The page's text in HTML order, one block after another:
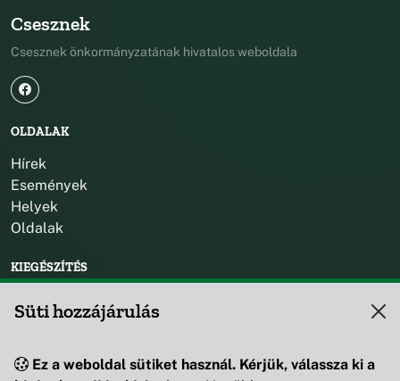
Csesznek
Csesznek önkormányzatának hivatalos weboldala
OLDALAK
Hírek
Események
Helyek
Oldalak
KIEGÉSZÍTÉS
+36 88 595 530
Süti hozzájárulás
Ez a weboldal sütiket használ. Kérjük, válassza ki a